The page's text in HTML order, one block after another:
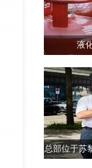
液
总部位于苏